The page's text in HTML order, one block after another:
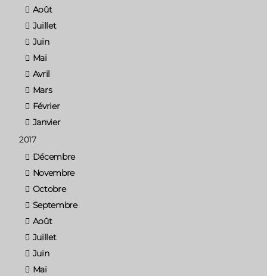
Août
Juillet
Juin
Mai
Avril
Mars
Février
Janvier
2017
Décembre
Novembre
Octobre
Septembre
Août
Juillet
Juin
Mai